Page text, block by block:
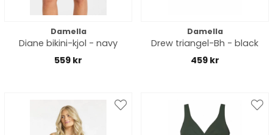
Damella
Diane bikini-kjol - navy
559 kr
Damella
Drew triangel-Bh - black
459 kr